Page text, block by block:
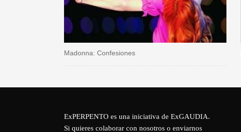
Madonna: Confesiones
ExPERPENTO es una iniciativa de ExGAUDIA.
Si quieres colaborar con nosotros o enviarnos